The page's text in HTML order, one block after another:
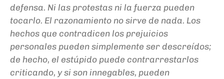
defensa. Ni las protestas ni la fuerza pueden
tocarlo. El razonamiento no sirve de nada. Los
hechos que contradicen los prejuicios
personales pueden simplemente ser descreídos;
de hecho, el estúpido puede contrarrestarlos
criticando, y si son innegables, pueden